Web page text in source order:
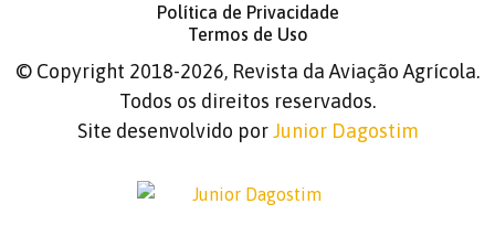
Política de Privacidade
Termos de Uso
© Copyright 2018-2026, Revista da Aviação Agrícola.
Todos os direitos reservados.
Site desenvolvido porJunior Dagostim